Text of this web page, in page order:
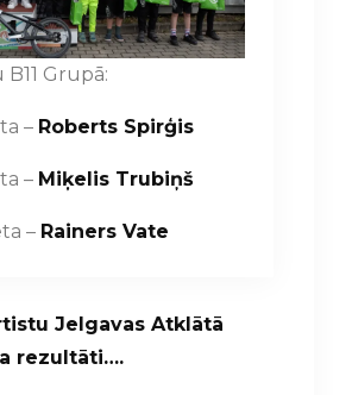
B11 Grupā:
– Roberts Spirģis
– Miķelis Trubiņš
– Rainers Vate
Jelgavas Atklātā
rezultāti….